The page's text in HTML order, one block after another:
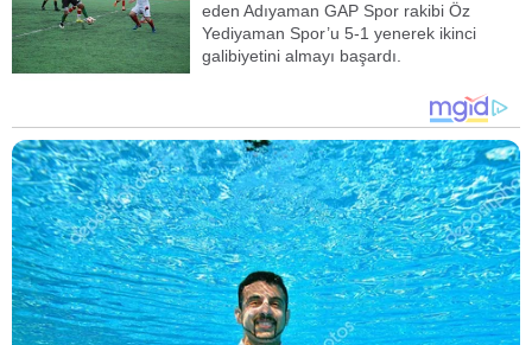
eden Adıyaman GAP Spor rakibi Öz
Yediyaman Spor’u 5-1 yenerek ikinci
galibiyetini almayı başardı.